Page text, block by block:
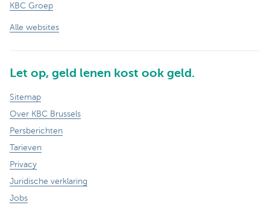
KBC Groep
Alle websites
Let op, geld lenen kost ook geld.
Sitemap
Over KBC Brussels
Persberichten
Tarieven
Privacy
Juridische verklaring
Jobs